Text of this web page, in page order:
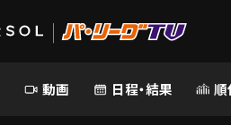
動画 日程・結果 順